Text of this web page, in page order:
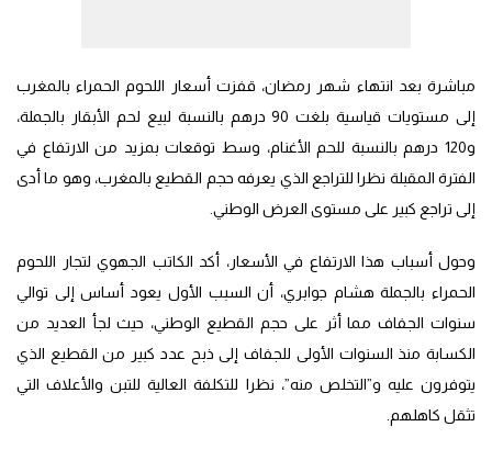
مباشرة بعد انتهاء شهر رمضان، قفزت أسعار اللحوم الحمراء بالمغرب
إلى مستويات قياسية بلغت 90 درهم بالنسبة لبيع لحم الأبقار بالجملة،
و120 درهم بالنسبة للحم الأغنام، وسط توقعات بمزيد من الارتفاع في
الفترة المقبلة نظرا للتراجع الذي يعرفه حجم القطيع بالمغرب، وهو ما أدى
إلى تراجع كبير على مستوى العرض الوطني.
وحول أسباب هذا الارتفاع في الأسعار، أكد الكاتب الجهوي لتجار اللحوم
الحمراء بالجملة هشام جوابري، أن السبب الأول يعود أساس إلى توالي
سنوات الجفاف مما أثر على حجم القطيع الوطني، حيث لجأ العديد من
الكسابة منذ السنوات الأولى للجفاف إلى ذبح عدد كبير من القطيع الذي
يتوفرون عليه و”التخلص منه”، نظرا للتكلفة العالية للتبن والأعلاف التي
تثقل كاهلهم.